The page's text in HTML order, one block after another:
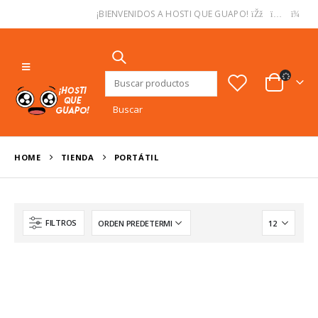
¡BIENVENIDOS A HOSTI QUE GUAPO!
Buscar:
HOME TIENDA ‎PORTÁTIL
FILTROS